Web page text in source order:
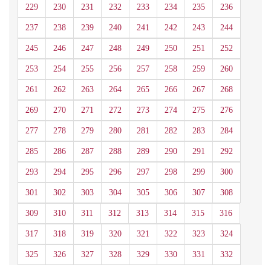
229 230 231 232 233 234 235 236
237 238 239 240 241 242 243 244
245 246 247 248 249 250 251 252
253 254 255 256 257 258 259 260
261 262 263 264 265 266 267 268
269 270 271 272 273 274 275 276
277 278 279 280 281 282 283 284
285 286 287 288 289 290 291 292
293 294 295 296 297 298 299 300
301 302 303 304 305 306 307 308
309 310 311 312 313 314 315 316
317 318 319 320 321 322 323 324
325 326 327 328 329 330 331 332